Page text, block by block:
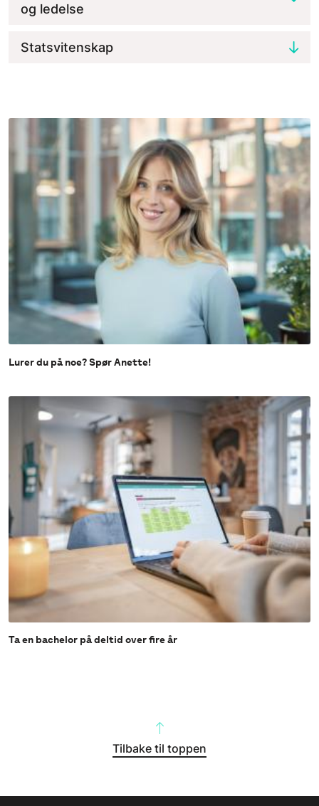
og ledelse
Statsvitenskap
Lurer du på noe? Spør Anette!
Ta en bachelor på deltid over fire år
Tilbake til toppen